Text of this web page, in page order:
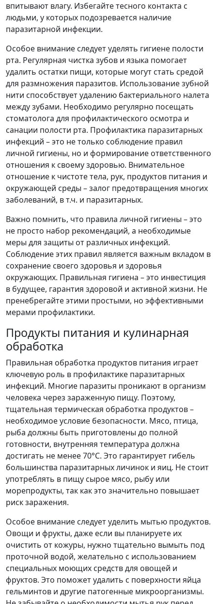
впитывают влагу. Избегайте тесного контакта с
людьми, у которых подозревается наличие
паразитарной инфекции.
Особое внимание следует уделять гигиене полости
рта. Регулярная чистка зубов и языка помогает
удалить остатки пищи, которые могут стать средой
для размножения паразитов. Использование зубной
нити способствует удалению бактериального налета
между зубами. Необходимо регулярно посещать
стоматолога для профилактического осмотра и
санации полости рта. Профилактика паразитарных
инфекций – это не только соблюдение правил
личной гигиены, но и формирование ответственного
отношения к своему здоровью. Внимательное
отношение к чистоте тела, рук, продуктов питания и
окружающей среды – залог предотвращения многих
заболеваний, в т.ч. и паразитарных.
Важно помнить, что правила личной гигиены – это
не просто набор рекомендаций, а необходимые
меры для защиты от различных инфекций.
Соблюдение этих правил является важным вкладом в
сохранение своего здоровья и здоровья
окружающих. Правильная гигиена – это инвестиция
в будущее, гарантия здоровой и активной жизни. Не
пренебрегайте этими простыми, но эффективными
мерами профилактики.
Продукты питания и кулинарная
обработка
Правильная обработка продуктов питания играет
ключевую роль в профилактике паразитарных
инфекций. Многие паразиты проникают в организм
человека через зараженную пищу. Поэтому,
тщательная термическая обработка продуктов –
необходимое условие безопасности. Мясо, птица,
рыба должны быть приготовлены до полной
готовности, внутренняя температура должна
достигать не менее 70°C. Это гарантирует гибель
большинства паразитарных личинок и яиц. Не стоит
употреблять в пищу сырое мясо, рыбу или
морепродукты, так как это значительно повышает
риск заражения.
Особое внимание следует уделить мытью продуктов.
Овощи и фрукты, даже если вы планируете их
очистить от кожуры, нужно тщательно вымыть под
проточной водой, желательно с использованием
специальных моющих средств для овощей и
фруктов. Это поможет удалить с поверхности яйца
гельминтов и другие патогенные микроорганизмы.